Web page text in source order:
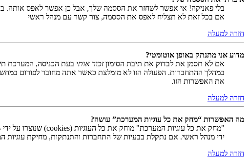
בלי פאניקה! אי אפשר לשחזר את הססמה שלך, אבל כן אפשר לאפס אותה.
אם בכל זאת לא תצליח לאפס את הססמה, צור קשר עם מנהל ראשי
חזרה למעלה
מדוע אני מתנתק באופן אוטומטי?
אם לא תסמן את לבדוק את תיבת הסימוןזכור אותי בעת הכניסה, המערכת
במהלך ההתחברות. הפעולה הזו לא מומלצת כאשר אתה מחובר לפורום
את האפשרות הזו.
חזרה למעלה
מה האפשרות “מחק את כל עוגיות המערכת” עושה?
ידי מנהל ראשי. אם נתקלת בבעיות של התחברות והתנתקות, מחיקת עוגיות
חזרה למעלה